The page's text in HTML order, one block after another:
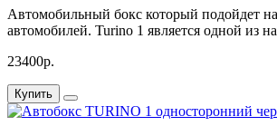
Автомобильный бокс который подойдет
автомобилей. Turino 1 является одной из
23400р.
Купить